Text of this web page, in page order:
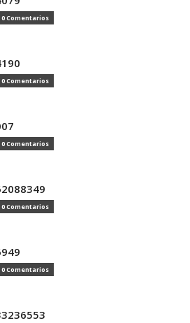
0 Comentarios
0 Comentarios
0 Comentarios
0 Comentarios
0 Comentarios